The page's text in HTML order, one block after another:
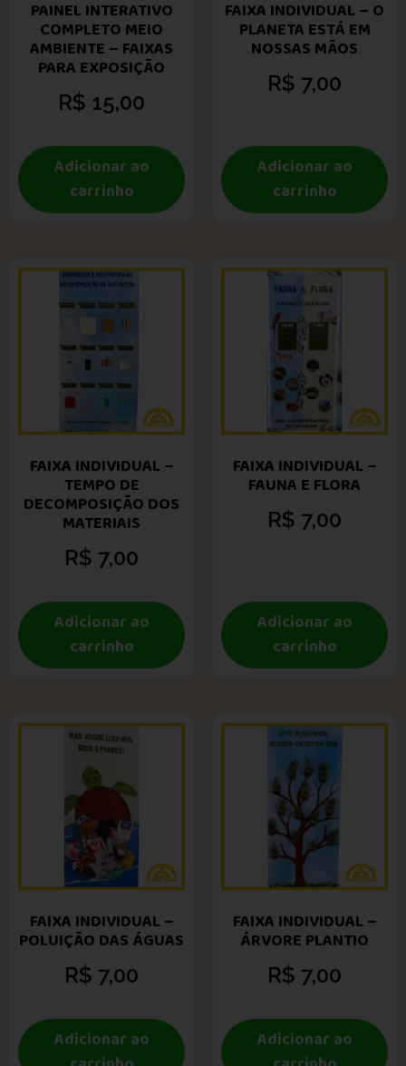
PAINEL INTERATIVO
COMPLETO MEIO
AMBIENTE – FAIXAS
PARA EXPOSIÇÃO
R$ 15,00
Adicionar ao
carrinho
FAIXA INDIVIDUAL – O
PLANETA ESTÁ EM
NOSSAS MÃOS
R$ 7,00
Adicionar ao
carrinho
FAIXA INDIVIDUAL –
TEMPO DE
DECOMPOSIÇÃO DOS
MATERIAIS
R$ 7,00
Adicionar ao
carrinho
FAIXA INDIVIDUAL –
FAUNA E FLORA
R$ 7,00
Adicionar ao
carrinho
FAIXA INDIVIDUAL –
POLUIÇÃO DAS ÁGUAS
R$ 7,00
Adicionar ao
FAIXA INDIVIDUAL –
ÁRVORE PLANTIO
R$ 7,00
Adicionar ao